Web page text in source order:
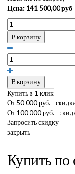
Цена: 141 500,00руб
В корзину
В корзину
Купить в 1 клик
От 50 000 руб. -
От 100 000 руб. -
Запросить скидку
закрыть
Купить по